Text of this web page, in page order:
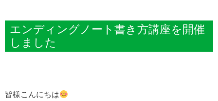
エンディングノート書き方講座を開催
しました
皆様こんにちは